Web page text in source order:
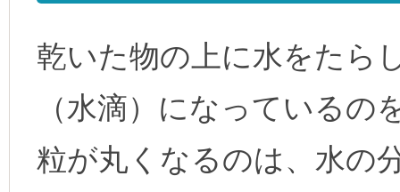
乾いた物の上に水をたら
（水滴）になっている
粒が丸くなるのは、水の